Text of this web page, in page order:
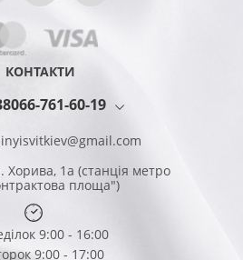
КОНТАКТИ
761-60-19
Хорива, 1а (станція метро
площа")
9:00 - 16:00
9:00 - 17:00